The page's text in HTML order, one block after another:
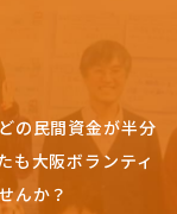
の民間資金が半分
も大阪ボランティ
んか？